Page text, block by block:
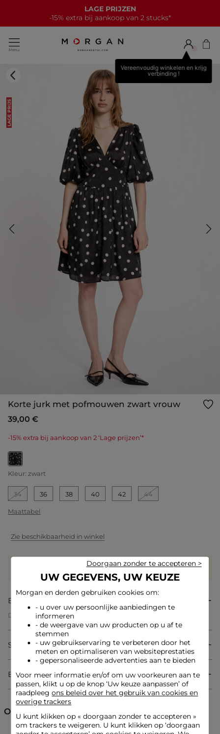
LAGE PRIJZEN
-15% extra bij aankoop van 2 stucks*
Vereenvoudig winkelen en krijg
verbinding !
LAGE PRIJS
Korte jurk met pofmouwen zwart vrouw
39,00 €
-15% extra bij aankoop van 2 ‘Lage prijzen’*
geselecteerd
Kleur: zwart
34 36 38 40 42 44
Maattabel
Zie beschikbaarheid in winkel
39 hartjes met dit product
Log in of registreer
Beschrijving
Deze korte jurk verleidt met zijn stippenprint, die een
resoluut trendy retro charme uitstraalt. De pofmouwen
voegen een vrouwelijke en verfijnde touch toe, terwijl de
vloeiende snit het silhouet lichtjes benadrukt. Ideaal om de
benen te accentueren, belichaamt zij moderne elegantie in al
haar eenvoud.
Korte jurk
Vloeiend
V-hals
Pofmouwen
Met stippen
Samenstelling & onderhoud
Bezorging & Retourzending
Ontdek ook
UW GEGEVENS, UW KEUZE
Morgan en derden gebruiken cookies om:
- u over uw persoonlijke aanbiedingen te
informeren
- de weergave van uw producten op u af te
stemmen
- uw gebruikservaring te verbeteren door het
meten en optimaliseren van websiteprestaties
- gepersonaliseerde advertenties aan te bieden
Voor meer informatie en/of om uw voorkeuren aan te
passen, klikt u op de knop ‘Uw keuze aanpassen’ of
raadpleegons beleid over het gebruik van cookies en
overige trackers
U kunt klikken op « doorgaan zonder te accepteren»
om trackers te weigeren. U kunt klikken op ‘doorgaan
Doorgaan zonder te accepteren >